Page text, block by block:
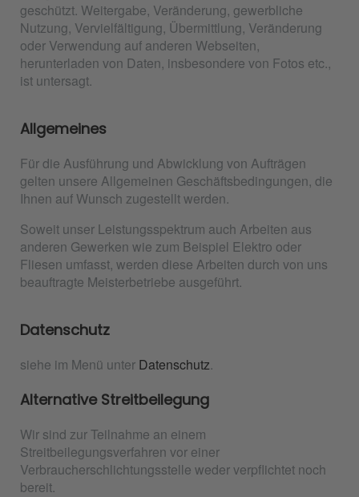
geschützt. Weitergabe, Veränderung, gewerbliche
Nutzung, Vervielfältigung, Übermittlung, Veränderung
oder Verwendung auf anderen Webseiten,
herunterladen von Daten, insbesondere von Fotos etc.,
ist untersagt.
Allgemeines
Für die Ausführung und Abwicklung von Aufträgen
gelten unsere Allgemeinen Geschäftsbedingungen, die
Ihnen auf Wunsch zugestellt werden.
Soweit unser Leistungsspektrum auch Arbeiten aus
anderen Gewerken wie zum Beispiel Elektro oder
Fliesen umfasst, werden diese Arbeiten durch von uns
beauftragte Meisterbetriebe ausgeführt.
Datenschutz
siehe im Menü unter Datenschutz.
Alternative Streitbeilegung
Wir sind zur Teilnahme an einem
Streitbeilegungsverfahren vor einer
Verbraucherschlichtungsstelle weder verpflichtet noch
bereit.